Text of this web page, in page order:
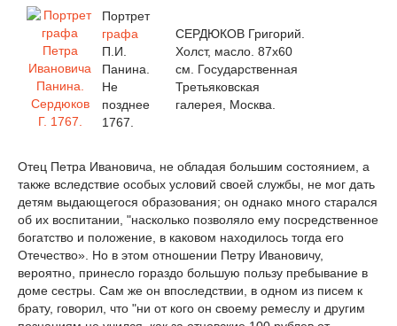
Портрет
графа
П.И.
Панина.
Не
позднее
1767.
СЕРДЮКОВ Григорий.
Холст, масло. 87x60
см. Государственная
Третьяковская
галерея, Москва.
Отец Петра Ивановича, не обладая большим состоянием, а
также вследствие особых условий своей службы, не мог дать
детям выдающегося образования; он однако много старался
об их воспитании, "насколько позволяло ему посредственное
богатство и положение, в каковом находилось тогда его
Отечество». Но в этом отношении Петру Ивановичу,
вероятно, принесло гораздо большую пользу пребывание в
доме сестры. Сам же он впоследствии, в одном из писем к
брату, говорил, что "ни от кого он своему ремеслу и другим